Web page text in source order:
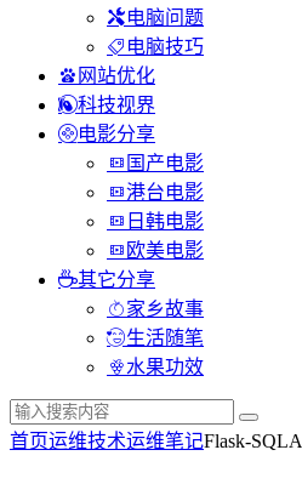
电脑问题
电脑技巧
网站优化
科技视界
电影分享
国产电影
港台电影
日韩电影
欧美电影
其它分享
家乡故事
生活随笔
水果功效
首页运维技术运维笔记Flask-